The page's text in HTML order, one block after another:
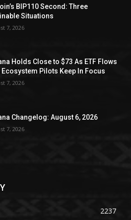
BIP110 Second: Three
Situations
7, 2026
Holds Close to $73 As ETF Flows
Ecosystem Pilots Keep In Focus
7, 2026
Changelog: August 6, 2026
7, 2026
2237